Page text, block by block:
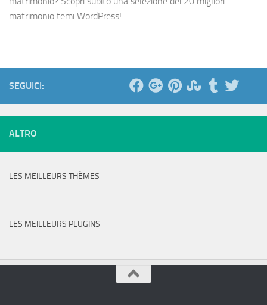
matrimonio temi WordPress!
SEGUICI:
ALTRO
LES MEILLEURS THÈMES
LES MEILLEURS PLUGINS